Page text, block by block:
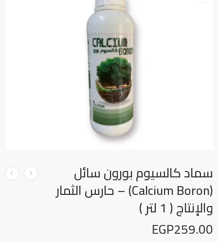
سماد كالسيوم بورون سائل
(Calcium Boron) – حارس الثمار
والإنتاج ( 1 لتر )
EGP259.00